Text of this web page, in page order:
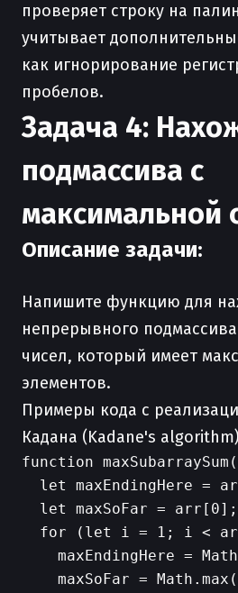
проверяет строку на
учитывает
как игнорирование
пробелов.
Задача 4:
подмассива с
максимальной
Описание задачи:
Напишите функцию для
непрерывного
чисел, который имеет
элементов.
Примеры кода с
Кадана (Kadane's
function
let maxEndingHere =
  let maxSoFar = arr[0];
for (let i = 1; i <
maxEndingHere =
maxSoFar =